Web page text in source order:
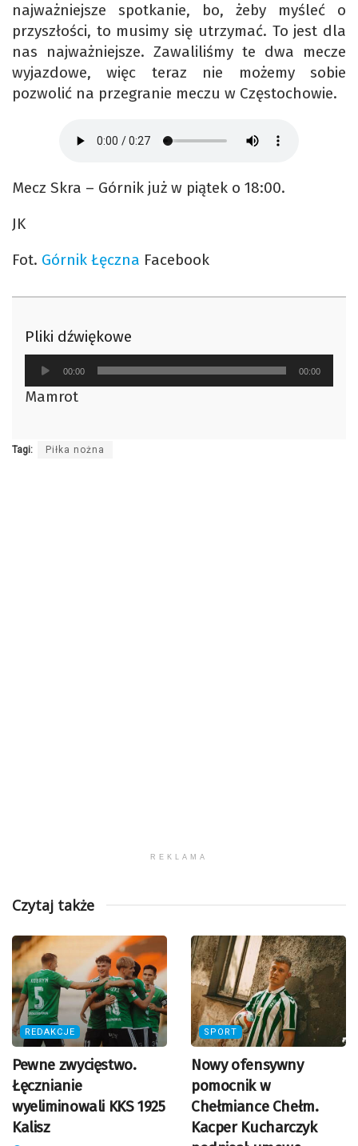
najważniejsze spotkanie, bo, żeby myśleć o
przyszłości, to musimy się utrzymać. To jest dla
nas najważniejsze. Zawaliliśmy te dwa mecze
wyjazdowe, więc teraz nie możemy sobie
pozwolić na przegranie meczu w Częstochowie.
Mecz Skra – Górnik już w piątek o 18:00.
JK
Fot. Górnik Łęczna Facebook
Pliki dźwiękowe
Odtwarzacz
plików
dźwiękowych
00:00 00:00
Mamrot
Tagi: Piłka nożna
REKLAMA
Czytaj także
REDAKCJE
Pewne zwycięstwo.
Łęcznianie
wyeliminowali KKS 1925
Kalisz
SPORT
Nowy ofensywny
pomocnik w
Chełmiance Chełm.
Kacper Kucharczyk